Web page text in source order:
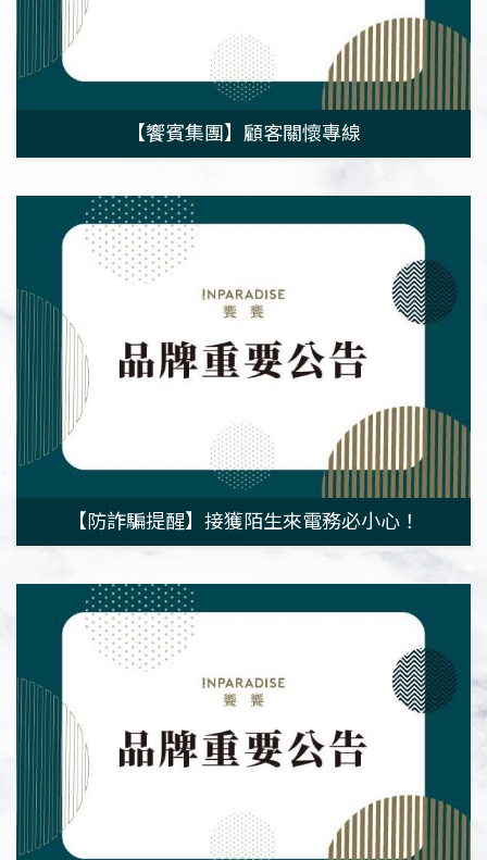
【饗賓集團】顧客關懷專線
【防詐騙提醒】接獲陌生來電務必小心！